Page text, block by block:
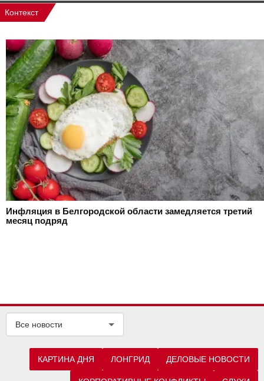
Контекст
Инфляция в Белгородской области замедляется третий
месяц подряд
Все новости
КАРТИНА ДНЯ ЛОНГРИД ДЕЛОВЫЕ НОВОСТИ